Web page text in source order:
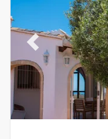
Diensten
Uitzichten
Previous